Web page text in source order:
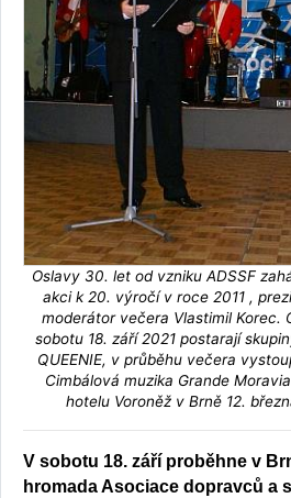
Oslavy 30. let od vzniku ADSSF
akci k 20. výročí v roce 2011 ,
moderátor večera Vlastimil Korec.
sobotu 18. září 2021 postarají
QUEENIE, v průběhu večera
Cimbálová muzika Grande
hotelu Voroněž v Brně 12.
V sobotu 18. září proběhne v
hromada Asociace dopravců a